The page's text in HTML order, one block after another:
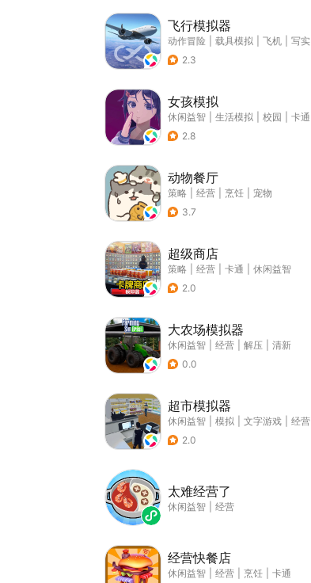
飞行模拟器
动作冒险 载具模拟 飞机
写实
2.3
女孩模拟
休闲益智 生活模拟 校园
卡通
2.8
动物餐厅
策略 经营 烹饪
宠物
3.7
超级商店
策略 经营 卡通
休闲益智
2.0
大农场模拟器
休闲益智 经营 解压
清新
0.0
超市模拟器
休闲益智 模拟 文字游戏
经营
2.0
太难经营了
休闲益智 经营
经营快餐店
休闲益智 经营 烹饪
卡通